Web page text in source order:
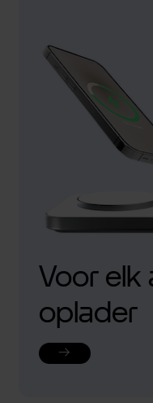
Voor elk
oplader